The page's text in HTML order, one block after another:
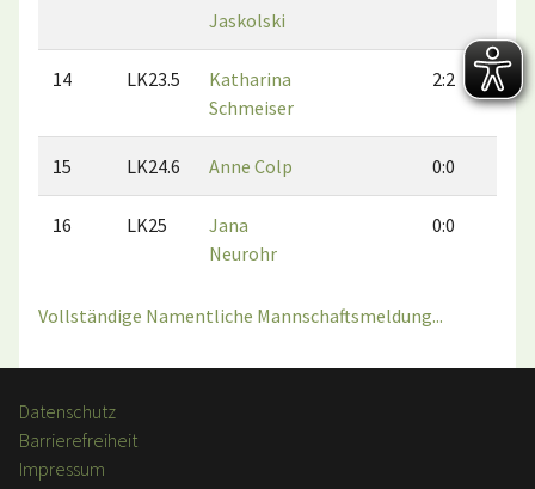
Jaskolski
14 LK23.5
Katharina
Schmeiser
2:2
15 LK24.6 Anne Colp 0:0
16 LK25
Jana
Neurohr
0:0
Vollständige Namentliche Mannschaftsmeldung...
Datenschutz
Barrierefreiheit
Impressum